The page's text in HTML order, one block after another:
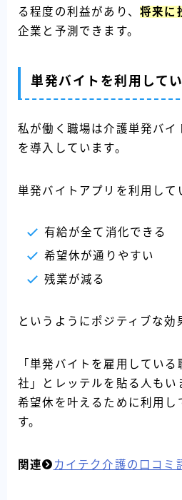
る程度の利益があり、 将来に
企業と予測できます。
単発バイトを利用して
私が働く職場は介護単発バイ
を導入しています。
単発バイトアプリを利用して
有給が全て消化できる
希望休が通りやすい
残業が減る
というようにポジティブな効
「単発バイトを雇用してい
社」とレッテルを貼る人もい
希望休を叶えるために利用し
す。
関連 カイテク介護の口コミ